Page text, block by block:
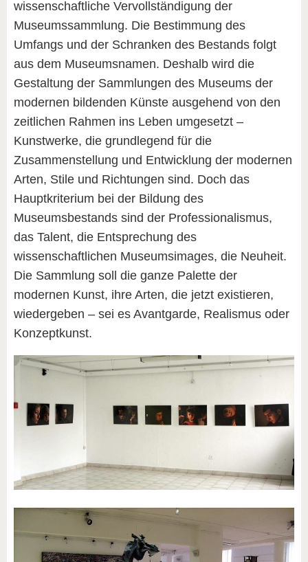
wissenschaftliche Vervollständigung der
Museumssammlung. Die Bestimmung des
Umfangs und der Schranken des Bestands folgt
aus dem Museumsnamen. Deshalb wird die
Gestaltung der Sammlungen des Museums der
modernen bildenden Künste ausgehend von den
zeitlichen Rahmen ins Leben umgesetzt –
Kunstwerke, die grundlegend für die
Zusammenstellung und Entwicklung der modernen
Arten, Stile und Richtungen sind. Doch das
Hauptkriterium bei der Bildung des
Museumsbestands sind der Professionalismus,
das Talent, die Entsprechung des
wissenschaftlichen Museumsimages, die Neuheit.
Die Sammlung soll die ganze Palette der
modernen Kunst, ihre Arten, die jetzt existieren,
wiedergeben – sei es Avantgarde, Realismus oder
Konzeptkunst.